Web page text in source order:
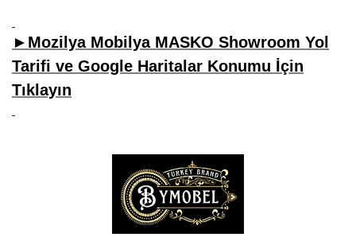
►Mozilya Mobilya MASKO Showroom Yol
Tarifi ve Google Haritalar Konumu İçin
Tıklayın